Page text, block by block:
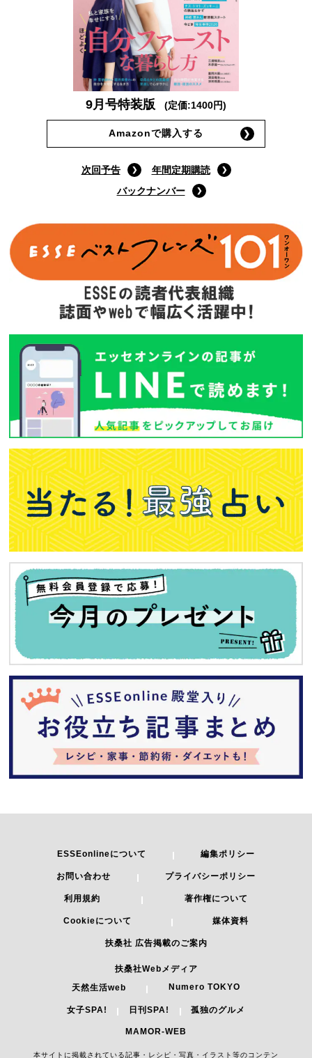
9月号特装版 (定価:1400円)
Amazonで購入する
次回予告
年間定期購読
バックナンバー
ESSEonlineについて 編集ポリシー
お問い合わせ プライバシーポリシー
利用規約 著作権について
Cookieについて 媒体資料
扶桑社 広告掲載のご案内
扶桑社Webメディア
天然生活web
Numero TOKYO
女子SPA! 日刊SPA! 孤独のグルメ
MAMOR-WEB
本サイトに掲載されている記事・レシピ・写真・イラスト等のコンテン